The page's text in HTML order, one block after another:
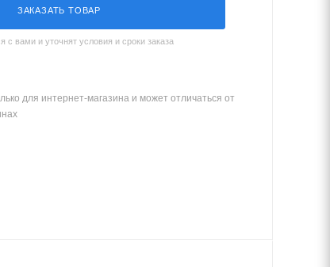
ЗАКАЗАТЬ ТОВАР
вами и уточнят условия и сроки заказа
для интернет-магазина и может отличаться от